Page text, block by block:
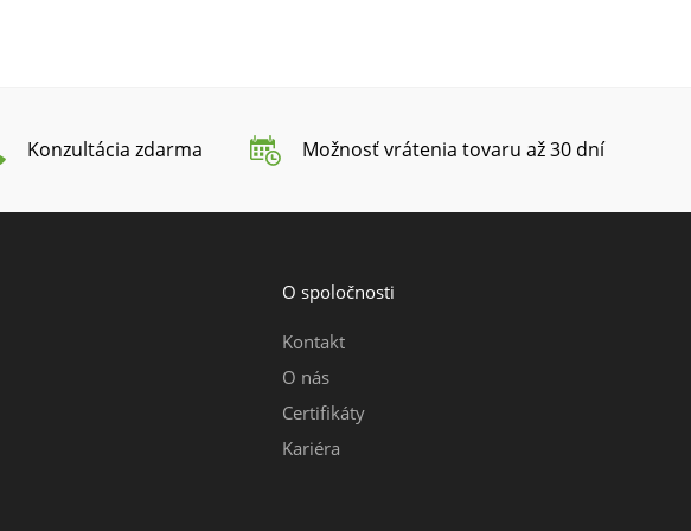
Konzultácia zdarma Možnosť vrátenia tovaru až 30 dní
O spoločnosti
Kontakt
O nás
Certifikáty
Kariéra